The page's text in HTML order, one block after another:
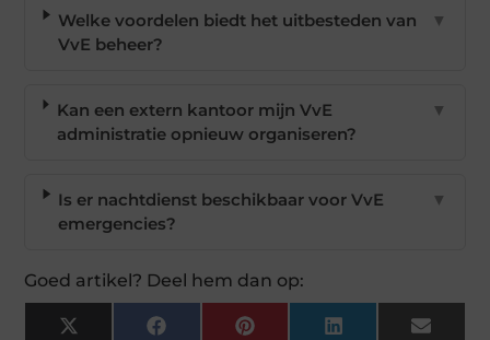
Welke voordelen biedt het uitbesteden van
VvE beheer?
▼
Kan een extern kantoor mijn VvE
administratie opnieuw organiseren?
▼
Is er nachtdienst beschikbaar voor VvE
emergencies?
▼
Goed artikel? Deel hem dan op:
X FacebookPinterest LinkedIn Email